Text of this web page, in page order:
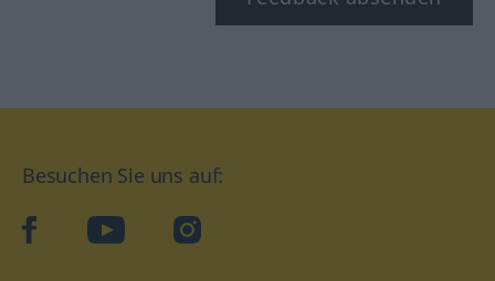
Besuchen Sie uns auf:
facebookYouTube Instagram